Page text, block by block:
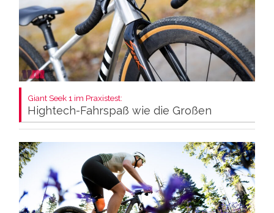
Giant Seek 1 im Praxistest:
Hightech-Fahrspaß wie die Großen